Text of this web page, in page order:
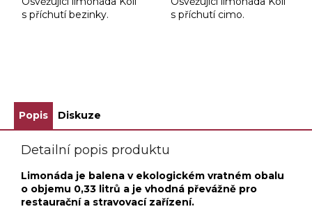
s příchutí bezinky.
s příchutí cimo.
Popis Diskuze
Detailní popis produktu
Limonáda je balena v ekologickém vratném obalu
o objemu 0,33 litrů a je vhodná převážně pro
restaurační a stravovací zařízení.